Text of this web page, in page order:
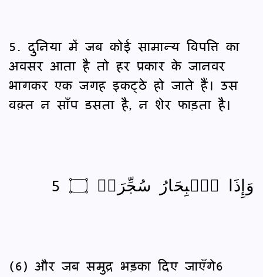
5. दुनिया में जब कोई सामान्य विपत्ति का
अवसर आता है तो हर प्रकार के जानवर
भागकर एक जगह इकट्ठे हो जाते हैं। उस
वक़्त न साँप डसता है, न शेर फाड़ता है।
وَإِذَا ٱلۡبِحَارُ سُجِّرَتۡ ۝ 5
(6) और जब समुद्र भड़का दिए जाएँगे6